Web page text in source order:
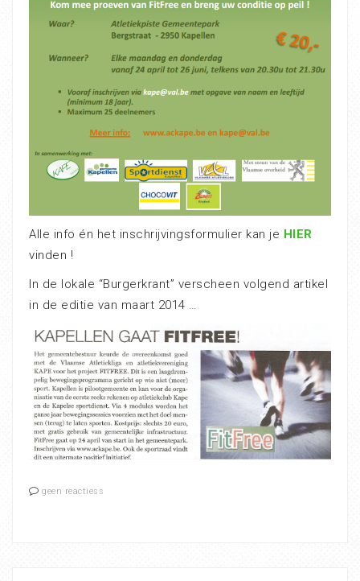
Alle info én het inschrijvingsformulier kan je HIER
vinden !
In de lokale “Burgerkrant” verscheen volgend artikel
in de editie van maart 2014 …
geen reactiess